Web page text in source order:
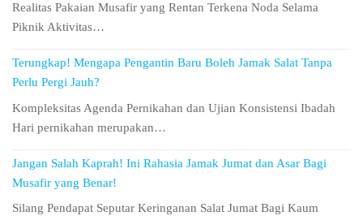
Realitas Pakaian Musafir yang Rentan Terkena Noda Selama
Piknik Aktivitas…
Terungkap! Mengapa Pengantin Baru Boleh Jamak Salat Tanpa
Perlu Pergi Jauh?
Kompleksitas Agenda Pernikahan dan Ujian Konsistensi Ibadah
Hari pernikahan merupakan…
Jangan Salah Kaprah! Ini Rahasia Jamak Jumat dan Asar Bagi
Musafir yang Benar!
Silang Pendapat Seputar Keringanan Salat Jumat Bagi Kaum